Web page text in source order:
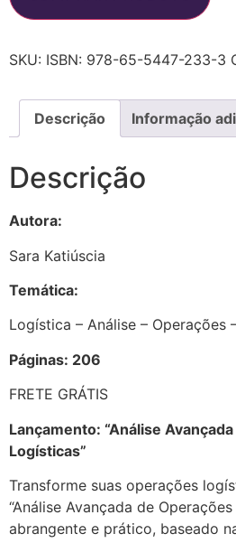
SKU: ISBN: 978-65-5447-233-3
Descrição Informação
Descrição
Autora:
Sara Katiúscia
Temática:
Logística – Análise – Operações
Páginas: 206
FRETE GRÁTIS
Lançamento: “Análise
Logísticas”
Transforme suas operações
“Análise Avançada de
abrangente e prático, baseado